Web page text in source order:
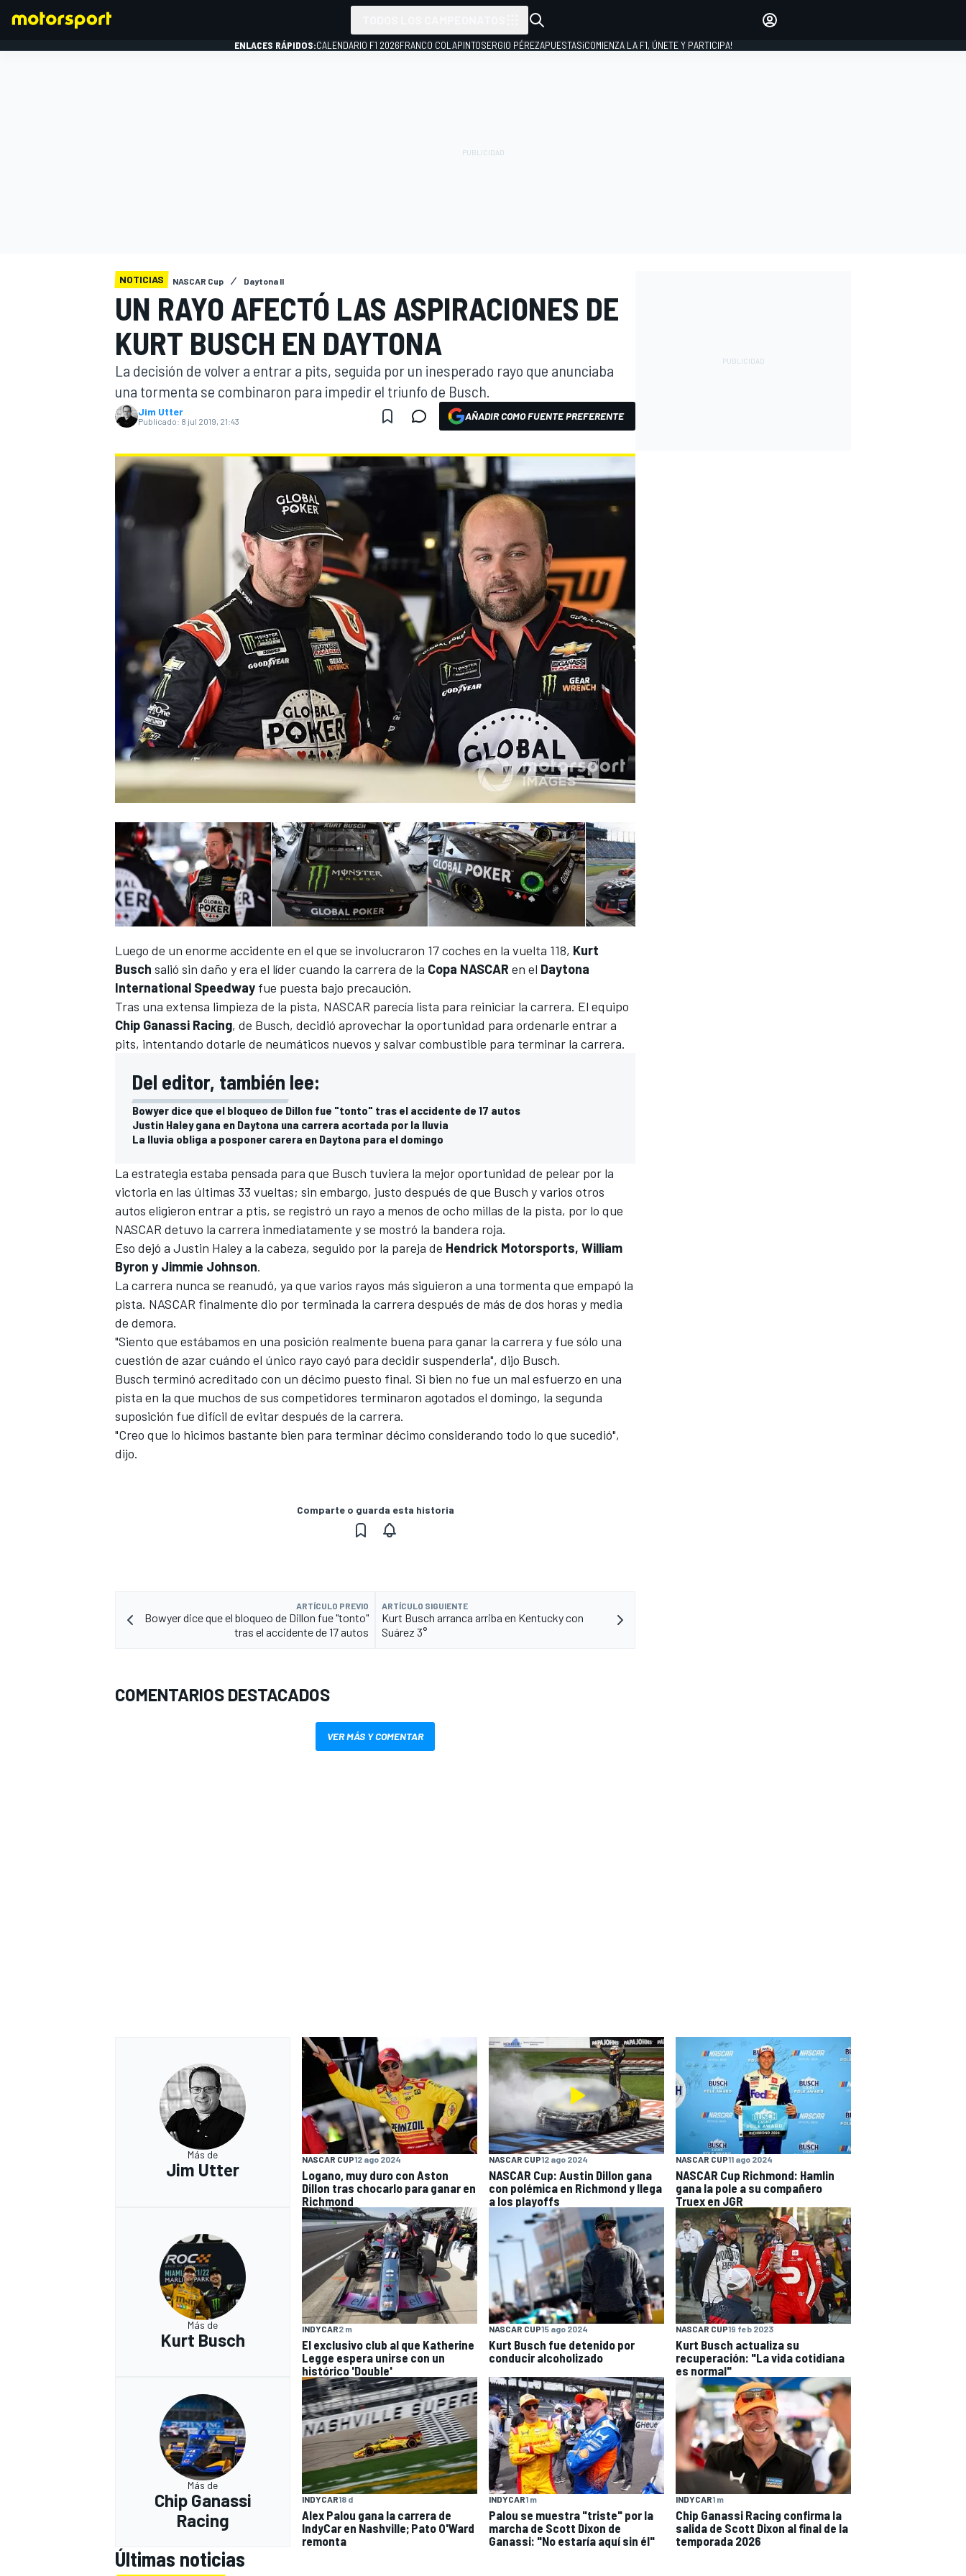
INDYCAR
FÓRMULA E
WRC
INICIAR SESIÓN
ENLACES RÁPIDOS:CALENDARIO F1 2026FRANCO COLAPINTOSERGIO PÉREZAPUESTAS¡COMIENZA LA F1, ÚNETE Y PARTICIPA!
NOTICIAS NASCAR Cup Daytona II
UN RAYO AFECTÓ LAS ASPIRACIONES DE
KURT BUSCH EN DAYTONA
La decisión de volver a entrar a pits, seguida por un inesperado rayo que anunciaba
una tormenta se combinaron para impedir el triunfo de Busch.
Jim Utter
Publicado: 8 jul 2019, 21:43 AÑADIR COMO FUENTE PREFERENTE
Luego de un enorme accidente en el que se involucraron 17 coches en la vuelta 118, Kurt
Busch salió sin daño y era el líder cuando la carrera de la Copa NASCAR en el Daytona
International Speedway fue puesta bajo precaución.
Tras una extensa limpieza de la pista, NASCAR parecía lista para reiniciar la carrera. El equipo
Chip Ganassi Racing, de Busch, decidió aprovechar la oportunidad para ordenarle entrar a
pits, intentando dotarle de neumáticos nuevos y salvar combustible para terminar la carrera.
Del editor, también lee:
Bowyer dice que el bloqueo de Dillon fue "tonto" tras el accidente de 17 autos
Justin Haley gana en Daytona una carrera acortada por la lluvia
La lluvia obliga a posponer carera en Daytona para el domingo
La estrategia estaba pensada para que Busch tuviera la mejor oportunidad de pelear por la
victoria en las últimas 33 vueltas; sin embargo, justo después de que Busch y varios otros
autos eligieron entrar a ptis, se registró un rayo a menos de ocho millas de la pista, por lo que
NASCAR detuvo la carrera inmediatamente y se mostró la bandera roja.
Eso dejó a Justin Haley a la cabeza, seguido por la pareja de Hendrick Motorsports, William
Byron y Jimmie Johnson.
La carrera nunca se reanudó, ya que varios rayos más siguieron a una tormenta que empapó la
pista. NASCAR finalmente dio por terminada la carrera después de más de dos horas y media
de demora.
"Siento que estábamos en una posición realmente buena para ganar la carrera y fue sólo una
cuestión de azar cuándo el único rayo cayó para decidir suspenderla", dijo Busch.
Busch terminó acreditado con un décimo puesto final. Si bien no fue un mal esfuerzo en una
pista en la que muchos de sus competidores terminaron agotados el domingo, la segunda
suposición fue difícil de evitar después de la carrera.
"Creo que lo hicimos bastante bien para terminar décimo considerando todo lo que sucedió",
dijo.
Comparte o guarda esta historia
ARTÍCULO PREVIO
Bowyer dice que el bloqueo de Dillon fue "tonto"
tras el accidente de 17 autos
ARTÍCULO SIGUIENTE
Kurt Busch arranca arriba en Kentucky con
Suárez 3°
COMENTARIOS DESTACADOS
VER MÁS Y COMENTAR
Más de
Jim Utter
NASCAR CUP12 ago 2024
Logano, muy duro con Aston
Dillon tras chocarlo para ganar en
Richmond
NASCAR CUP12 ago 2024
NASCAR Cup: Austin Dillon gana
con polémica en Richmond y llega
a los playoffs
NASCAR CUP11 ago 2024
NASCAR Cup Richmond: Hamlin
gana la pole a su compañero
Truex en JGR
Más de
Kurt Busch
INDYCAR2 m
El exclusivo club al que Katherine
Legge espera unirse con un
histórico 'Double'
NASCAR CUP15 ago 2024
Kurt Busch fue detenido por
conducir alcoholizado
NASCAR CUP19 feb 2023
Kurt Busch actualiza su
recuperación: "La vida cotidiana
es normal"
Más de
Chip Ganassi
Racing
INDYCAR18 d
Alex Palou gana la carrera de
IndyCar en Nashville; Pato O'Ward
remonta
INDYCAR1 m
Palou se muestra "triste" por la
marcha de Scott Dixon de
Ganassi: "No estaría aquí sin él"
INDYCAR1 m
Chip Ganassi Racing confirma la
salida de Scott Dixon al final de la
temporada 2026
Últimas noticias